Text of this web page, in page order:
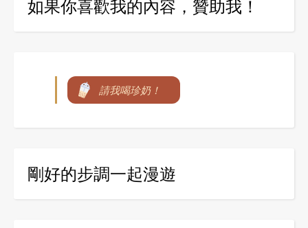
如果你喜歡我的內容，贊助我！
請我喝珍奶！
剛好的步調一起漫遊